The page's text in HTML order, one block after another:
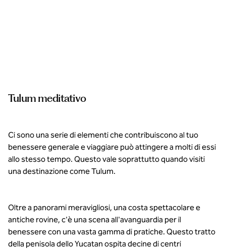
mentale al
Conrad
Tulum meditativo
Ci sono una serie di elementi che contribuiscono al tuo
benessere generale e viaggiare può attingere a molti di essi
allo stesso tempo. Questo vale soprattutto quando visiti
una destinazione come Tulum.
Oltre a panorami meravigliosi, una costa spettacolare e
antiche rovine, c'è una scena all'avanguardia per il
benessere con una vasta gamma di pratiche. Questo tratto
della penisola dello Yucatan ospita decine di centri